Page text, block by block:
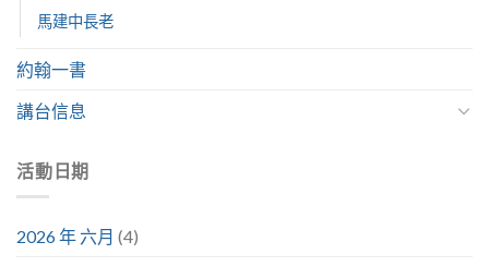
馬建中長老
約翰一書
講台信息
活動日期
2026 年 六月 (4)